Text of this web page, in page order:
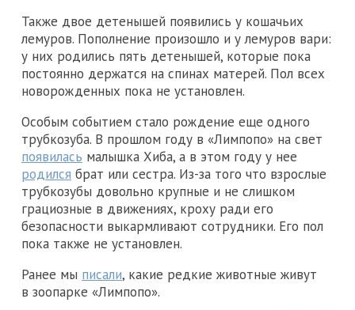
Также двое детенышей появились у кошачьих
лемуров. Пополнение произошло и у лемуров вари:
у них родились пять детенышей, которые пока
постоянно держатся на спинах матерей. Пол всех
новорожденных пока не установлен.
Особым событием стало рождение еще одного
трубкозуба. В прошлом году в «Лимпопо» на свет
появилась малышка Хиба, а в этом году у нее
родился брат или сестра. Из-за того что взрослые
трубкозубы довольно крупные и не слишком
грациозные в движениях, кроху ради его
безопасности выкармливают сотрудники. Его пол
пока также не установлен.
Ранее мы писали, какие редкие животные живут
в зоопарке «Лимпопо».